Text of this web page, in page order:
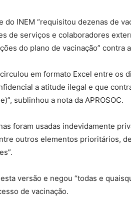
INEM “requisitou dezenas de
de serviços e colaboradores
do plano de vacinação” contra
em formato Excel entre os
a atitude ilegal e que
sublinhou a nota da APROSOC.
foram usadas indevidamente
outros elementos prioritários,
versão e negou “todas e
de vacinação.